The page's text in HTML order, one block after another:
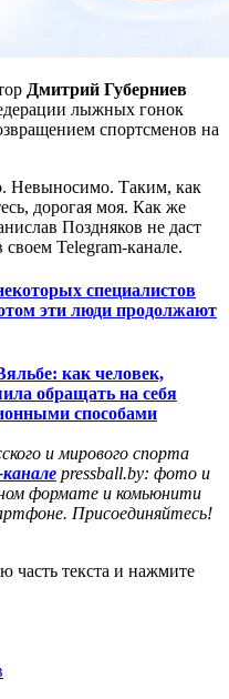
Дмитрий Губерниев
лыжных гонок
спортсменов на
Невыносимо. Таким, как
дорогая моя. Как же
Поздняков не даст
Telegram‑канале.
специалистов
эти люди продолжают
как человек,
обращать на себя
способами
и мирового спорта
pressball.by: фото и
формате и комьюнити
Присоединяйтесь!
текста и нажмите